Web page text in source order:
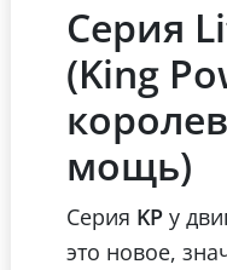
Серия
(King
мощь)
Серия KP у
это новое,